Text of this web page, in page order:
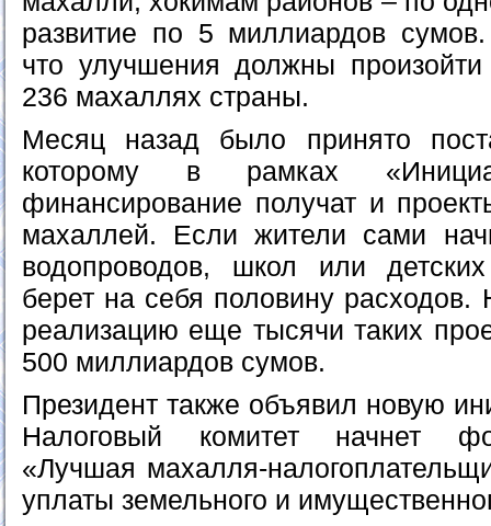
развитие по 5 миллиардов
что улучшения должны
236 махаллях страны.
Месяц назад было принято
которому в рамках
финансирование получат и
махаллей. Если жители сами
водопроводов, школ или
берет на себя половину
реализацию еще тысячи таких
500 миллиардов сумов.
Президент также объявил новую
Налоговый комитет начнет
«Лучшая махалля-
уплаты земельного и